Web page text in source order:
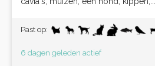
Past op:
6 dagen geleden actief